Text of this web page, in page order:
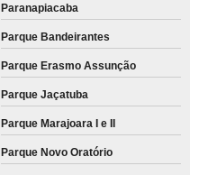
Paranapiacaba
Parque Bandeirantes
Parque Erasmo Assunção
Parque Jaçatuba
Parque Marajoara I e II
Parque Novo Oratório